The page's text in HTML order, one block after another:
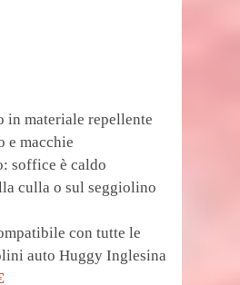
in materiale repellente
e macchie
soffice è caldo
culla o sul seggiolino
con tutte le
auto Huggy Inglesina